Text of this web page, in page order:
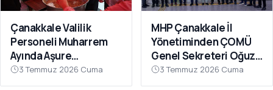
Çanakkale Valilik
Personeli Muharrem
Ayında Aşure
Sofrasında Buluştu
3 Temmuz 2026 Cuma
MHP Çanakkale İl
Yönetiminden ÇOMÜ
Genel Sekreteri Oğuz
Ünal'a Ziyaret
3 Temmuz 2026 Cuma